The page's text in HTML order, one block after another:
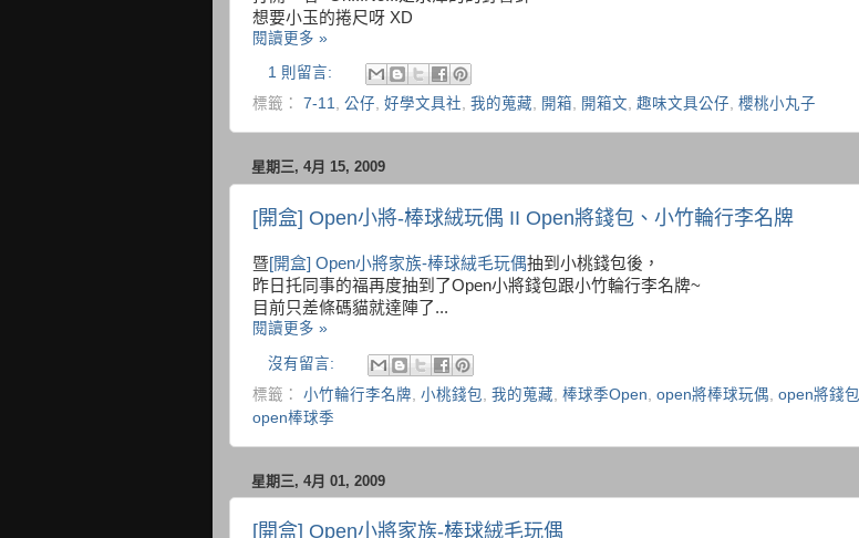
想要小玉的捲尺呀 XD
閱讀更多 »
1 則留言:
標籤： 7-11, 公仔, 好學文具社, 我的蒐藏, 開箱, 開箱文, 趣味文具公仔, 櫻桃小丸子
星期三, 4月 15, 2009
[開盒] Open小將-棒球絨玩偶 II Open將錢包、小竹輪行李名牌
暨[開盒] Open小將家族-棒球絨毛玩偶抽到小桃錢包後，
昨日托同事的福再度抽到了Open小將錢包跟小竹輪行李名牌~
目前只差條碼貓就達陣了...
閱讀更多 »
沒有留言:
標籤： 小竹輪行李名牌 小桃錢包 我的蒐藏 棒球季Open open將棒球玩偶 open將錢包
open棒球季
星期三, 4月 01, 2009
[開盒] Open小將家族-棒球絨毛玩偶